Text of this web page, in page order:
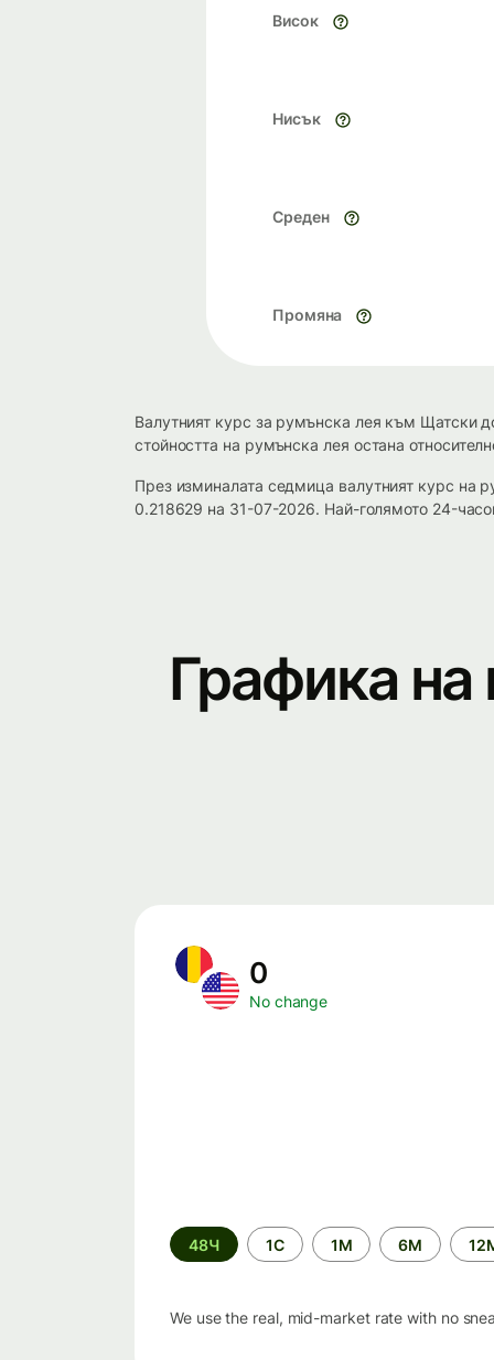
Висок
Нисък
Среден
Промяна
Валутният курс за румънска лея към Щатски
стойността на румънска лея остана
През изминалата седмица валутният курс
0.218629 на 31-07-2026. Най-голямото 24-
Графика на
0
No change
Time
period
48Ч 1С 1М 6М
We use the real, mid-market rate with no